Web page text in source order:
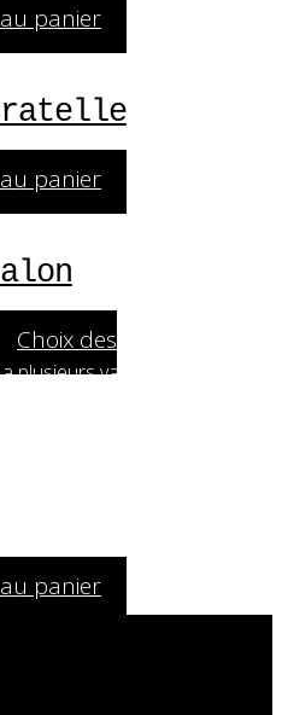
panier
panier
Choix des
a plusieurs variations.
choisies sur la page
panier